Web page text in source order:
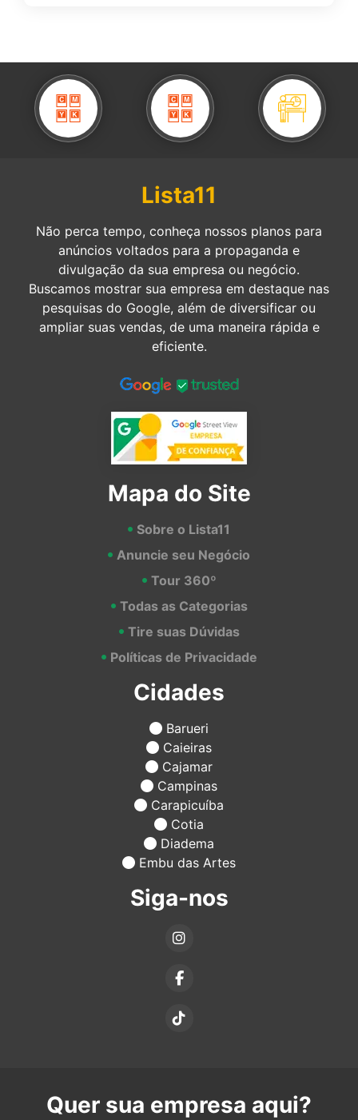
Lista11
Não perca tempo, conheça nossos planos para
anúncios voltados para a propaganda e
divulgação da sua empresa ou negócio.
Buscamos mostrar sua empresa em destaque nas
pesquisas do Google, além de diversificar ou
ampliar suas vendas, de uma maneira rápida e
eficiente.
Mapa do Site
Sobre o Lista11
Anuncie seu Negócio
Tour 360º
Todas as Categorias
Tire suas Dúvidas
Políticas de Privacidade
Cidades
Barueri
Caieiras
Cajamar
Campinas
Carapicuíba
Cotia
Diadema
Embu das Artes
Siga-nos
Quer sua empresa aqui?